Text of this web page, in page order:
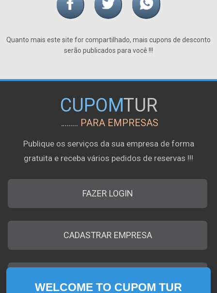
Quanto mais este site for compartilhado, mais cupons de desconto
serão publicados para você !!!
CUPOMTUR
PARA EMPRESAS
Publique os serviços da sua empresa de forma
gratuita e receba vários pedidos de reservas !!!
FAZER LOGIN
CADASTRAR EMPRESA
WELCOME TO CUPOM TUR